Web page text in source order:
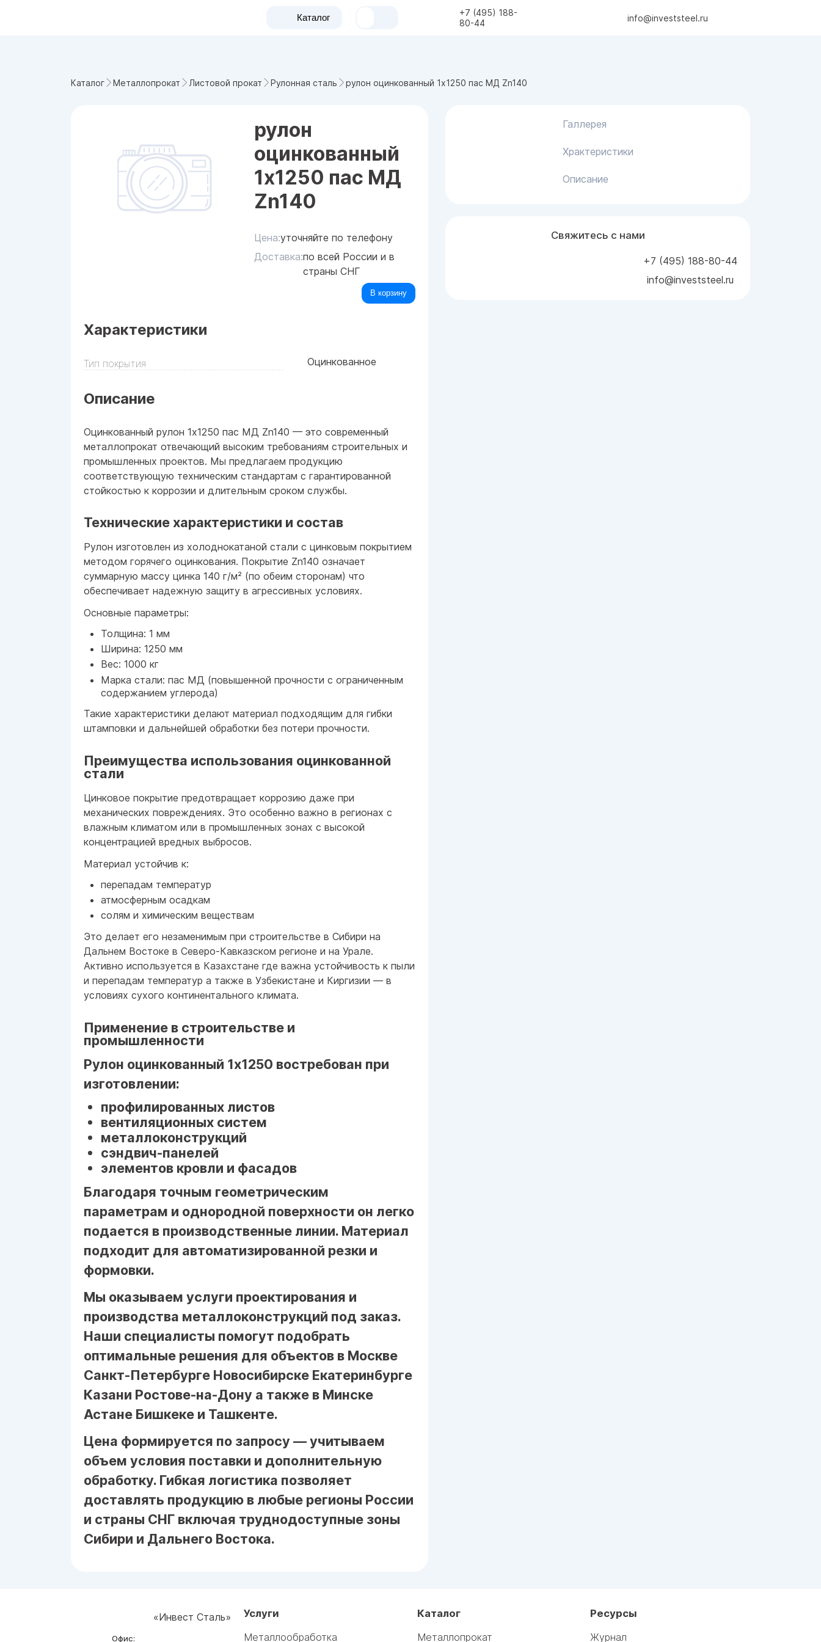
Каталог
+7 (495) 188-
80-44
info@investsteel.ru
Каталог Металлопрокат Листовой прокат Рулонная сталь рулон оцинкованный 1x1250 пас МД Zn140
рулон
оцинкованный
1x1250 пас МД
Zn140
Цена:уточняйте по телефону
Доставка:по всей России и в
страны СНГ
В корзину
Характеристики
Тип покрытия Оцинкованное
Описание
Оцинкованный рулон 1x1250 пас МД Zn140 — это современный
металлопрокат отвечающий высоким требованиям строительных и
промышленных проектов. Мы предлагаем продукцию
соответствующую техническим стандартам с гарантированной
стойкостью к коррозии и длительным сроком службы.
Технические характеристики и состав
Рулон изготовлен из холоднокатаной стали с цинковым покрытием
методом горячего оцинкования. Покрытие Zn140 означает
суммарную массу цинка 140 г/м² (по обеим сторонам) что
обеспечивает надежную защиту в агрессивных условиях.
Основные параметры:
Толщина: 1 мм
Ширина: 1250 мм
Вес: 1000 кг
Марка стали: пас МД (повышенной прочности с ограниченным
содержанием углерода)
Такие характеристики делают материал подходящим для гибки
штамповки и дальнейшей обработки без потери прочности.
Преимущества использования оцинкованной
стали
Цинковое покрытие предотвращает коррозию даже при
механических повреждениях. Это особенно важно в регионах с
влажным климатом или в промышленных зонах с высокой
концентрацией вредных выбросов.
Материал устойчив к:
перепадам температур
атмосферным осадкам
солям и химическим веществам
Это делает его незаменимым при строительстве в Сибири на
Дальнем Востоке в Северо-Кавказском регионе и на Урале.
Активно используется в Казахстане где важна устойчивость к пыли
и перепадам температур а также в Узбекистане и Киргизии — в
условиях сухого континентального климата.
Применение в строительстве и
промышленности
Рулон оцинкованный 1x1250 востребован при
изготовлении:
профилированных листов
вентиляционных систем
металлоконструкций
сэндвич-панелей
элементов кровли и фасадов
Благодаря точным геометрическим
параметрам и однородной поверхности он легко
подается в производственные линии. Материал
подходит для автоматизированной резки и
формовки.
Мы оказываем услуги проектирования и
производства металлоконструкций под заказ.
Наши специалисты помогут подобрать
оптимальные решения для объектов в Москве
Санкт-Петербурге Новосибирске Екатеринбурге
Казани Ростове-на-Дону а также в Минске
Астане Бишкеке и Ташкенте.
Цена формируется по запросу — учитываем
объем условия поставки и дополнительную
обработку. Гибкая логистика позволяет
доставлять продукцию в любые регионы России
и страны СНГ включая труднодоступные зоны
Сибири и Дальнего Востока.
Галлерея
Храктеристики
Описание
Свяжитесь с нами
+7 (495) 188-80-44
info@investsteel.ru
«Инвест Сталь»
Офис:
Услуги
Металлообработка
Каталог
Металлопрокат
Ресурсы
Журнал